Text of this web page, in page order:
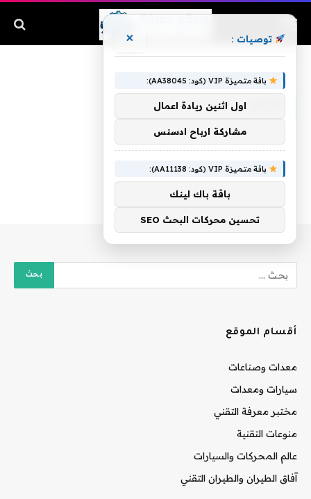
أقسام الموقع
معدات وصناعات
سيارات ومعدات
مختبر معرفة التقني
منوعات التقنية
عالم المحركات والسيارات
آفاق الطيران والطيران التقني
توصيات : ×
باقة متميزة VIP (كود: AA38045):
اول اثنين ريادة اعمال
مشاركة ارباح ادسنس
باقة متميزة VIP (كود: AA11138):
باقة باك لينك
تحسين محركات البحث SEO